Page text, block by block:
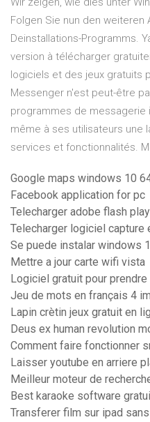
Folgen Sie nun den weiteren
Deinstallations-Programms.
version à télécharger
logiciels et des jeux gratuits
Messenger n'est peut-être
programmes de
même à ses utilisateurs une
services et fonctionnalités.
Google maps windows 10
Facebook application for pc
Telecharger adobe flash
Telecharger logiciel capture
Se puede instalar windows
Mettre a jour carte wifi vista
Logiciel gratuit pour
Jeu de mots en français 4
Lapin crètin jeux gratuit en
Deus ex human revolution
Comment faire fonctionner
Laisser youtube en arriere
Meilleur moteur de
Best karaoke software
Transferer film sur ipad